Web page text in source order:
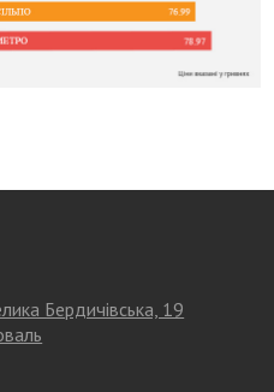
Бердичівська, 19